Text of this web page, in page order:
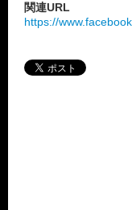
関連URL
https://